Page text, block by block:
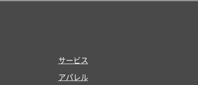
サービス
アパレル